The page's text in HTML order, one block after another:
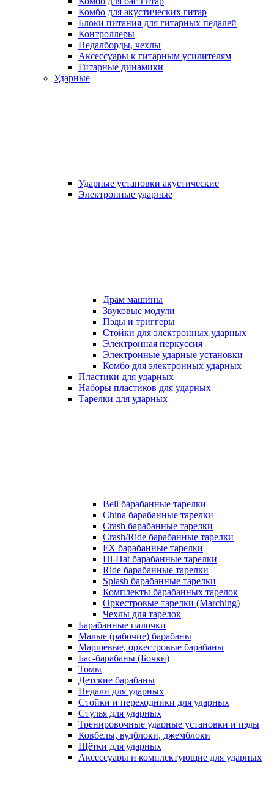
Комбо для акустических гитар
Блоки питания для гитарных педалей
Контроллеры
Педалборды, чехлы
Аксеcсуары к гитарным усилителям
Гитарные динамики
Ударные
Ударные установки акустические
Электронные ударные
Драм машины
Звуковые модули
Пэды и триггеры
Стойки для электронных ударных
Электронная перкуссия
Электронные ударные установки
Комбо для электронных ударных
Пластики для ударных
Наборы пластиков для ударных
Тарелки для ударных
Bell барабанные тарелки
China барабанные тарелки
Crash барабанные тарелки
Crash/Ride барабанные тарелки
FX барабанные тарелки
Hi-Hat барабанные тарелки
Ride барабанные тарелки
Splash барабанные тарелки
Комплекты барабанных тарелок
Оркестровые тарелки (Marching)
Чехлы для тарелок
Барабанные палочки
Малые (рабочие) барабаны
Маршевые, оркестровые барабаны
Бас-барабаны (Бочки)
Томы
Детские барабаны
Педали для ударных
Стойки и переходники для ударных
Стулья для ударных
Тренировочные ударные установки и пэды
Ковбелы, вудблоки, джемблоки
Щётки для ударных
Аксесcуары и комплектующие для ударных